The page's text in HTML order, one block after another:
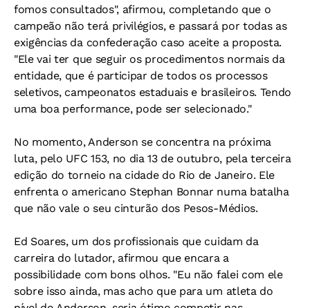
fomos consultados", afirmou, completando que o
campeão não terá privilégios, e passará por todas as
exigências da confederação caso aceite a proposta.
"Ele vai ter que seguir os procedimentos normais da
entidade, que é participar de todos os processos
seletivos, campeonatos estaduais e brasileiros. Tendo
uma boa performance, pode ser selecionado."
No momento, Anderson se concentra na próxima
luta, pelo UFC 153, no dia 13 de outubro, pela terceira
edição do torneio na cidade do Rio de Janeiro. Ele
enfrenta o americano Stephan Bonnar numa batalha
que não vale o seu cinturão dos Pesos-Médios.
Ed Soares, um dos profissionais que cuidam da
carreira do lutador, afirmou que encara a
possibilidade com bons olhos. "Eu não falei com ele
sobre isso ainda, mas acho que para um atleta do